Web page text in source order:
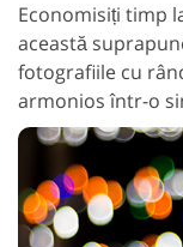
Economisiți timp
această
fotografiile cu
armonios într-o